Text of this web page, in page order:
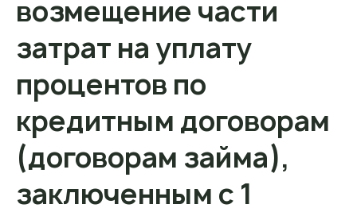
возмещение части
затрат на уплату
процентов по
кредитным договорам
(договорам займа),
заключенным с 1